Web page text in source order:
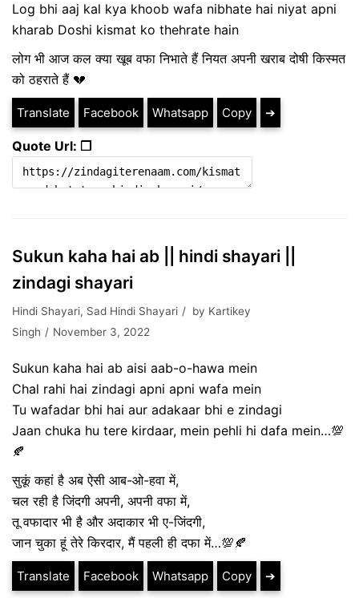
Log bhi aaj kal kya khoob wafa nibhate hai niyat apni
kharab Doshi kismat ko thehrate hain
लोग भी आज कल क्या खूब वफा निभाते हैं नियत अपनी खराब दोषी किस्मत
को ठहराते हैं 💔
Translate Facebook Whatsapp Copy ➔
Quote Url: ❐
Sukun kaha hai ab || hindi shayari ||
zindagi shayari
Hindi Shayari, Sad Hindi Shayari by Kartikey
Singh
November 3, 2022
Sukun kaha hai ab aisi aab-o-hawa mein
Chal rahi hai zindagi apni apni wafa mein
Tu wafadar bhi hai aur adakaar bhi e zindagi
Jaan chuka hu tere kirdaar, mein pehli hi dafa mein…💯
🍂
सुकूं कहां है अब ऐसी आब-ओ-हवा में,
चल रही है जिंदगी अपनी, अपनी वफा में,
तू वफादार भी है और अदाकार भी ए-जिंदगी,
जान चुका हूं तेरे किरदार, मैं पहली ही दफा में…💯🍂
Translate Facebook Whatsapp Copy ➔